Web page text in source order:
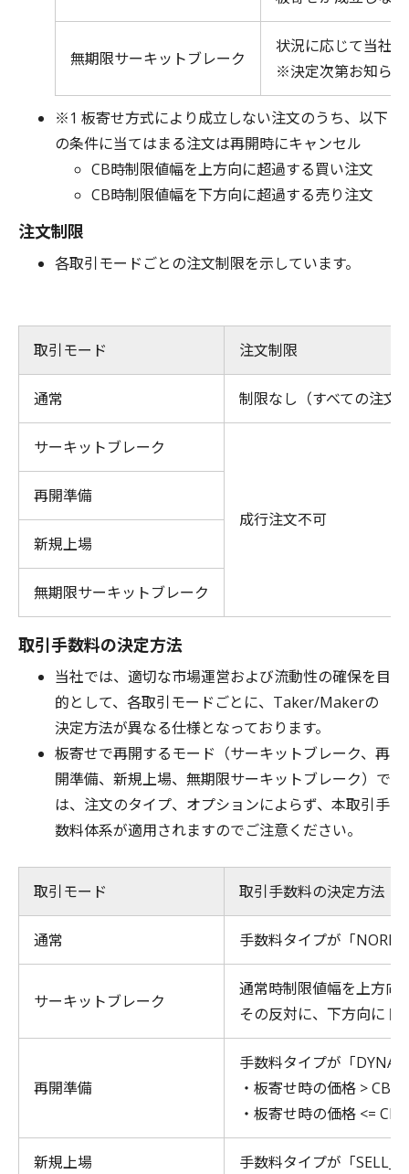
無期限サーキットブレーク
状況に応じて当社
※決定次第お知ら
※1 板寄せ方式により成立しない注文のうち、以下
の条件に当てはまる注文は再開時にキャンセル
CB時制限値幅を上方向に超過する買い注文
CB時制限値幅を下方向に超過する売り注文
注文制限
各取引モードごとの注文制限を示しています。
取引モード 注文制限
通常 制限なし（すべての注文
サーキットブレーク
成行注文不可
再開準備
新規上場
無期限サーキットブレーク
取引手数料の決定方法
当社では、適切な市場運営および流動性の確保を目
的として、各取引モードごとに、Taker/Makerの
決定方法が異なる仕様となっております。
板寄せで再開するモード（サーキットブレーク、再
開準備、新規上場、無期限サーキットブレーク）で
は、注文のタイプ、オプションによらず、本取引手
数料体系が適用されますのでご注意ください。
取引モード 取引手数料の決定方法
通常 手数料タイプが「
サーキットブレーク
通常時制限値幅を上方向
その反対に、下方向にト
再開準備
手数料タイプが「
・板寄せ時の価格 > CB
・板寄せ時の価格 <=
新規上場 手数料タイプが「